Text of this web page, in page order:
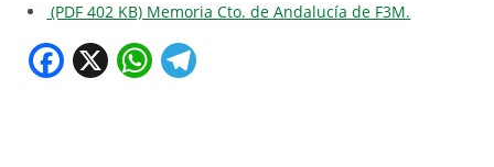
(PDF 402 KB) Memoria Cto. de Andalucía de F3M.
F X W